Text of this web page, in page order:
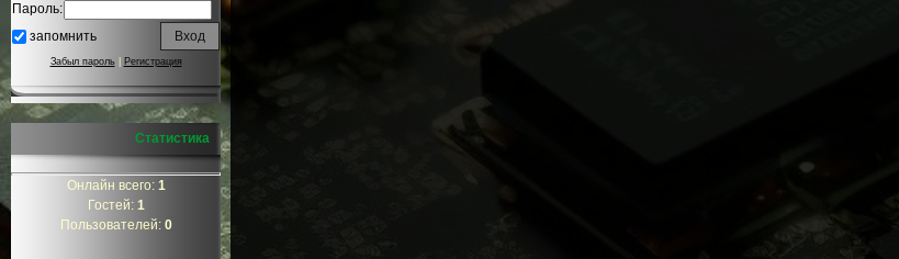
Пароль:
запомнить
Забыл пароль| Регистрация
Статистика
Онлайн всего: 1
Гостей: 1
Пользователей: 0